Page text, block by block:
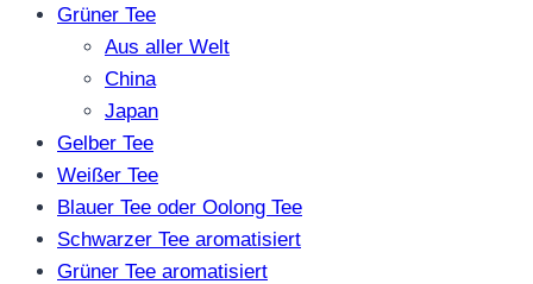
Grüner Tee
Aus aller Welt
China
Japan
Gelber Tee
Weißer Tee
Blauer Tee oder Oolong Tee
Schwarzer Tee aromatisiert
Grüner Tee aromatisiert